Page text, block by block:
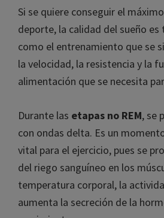
Dormir tiene
Si se quiere conseguir el
el deporte, la calidad del sueño
como el entrenamiento que se
alimentación que se necesita
Durante las etapas no REM, se
con ondas delta. Es un
reconstituyente, vital para el
produce un aumento del riego